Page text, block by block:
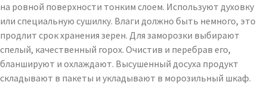
на ровной поверхности тонким слоем. Используют духовку
или специальную сушилку. Влаги должно быть немного, это
продлит срок хранения зерен. Для заморозки выбирают
спелый, качественный горох. Очистив и перебрав его,
бланшируют и охлаждают. Высушенный досуха продукт
складывают в пакеты и укладывают в морозильный шкаф.